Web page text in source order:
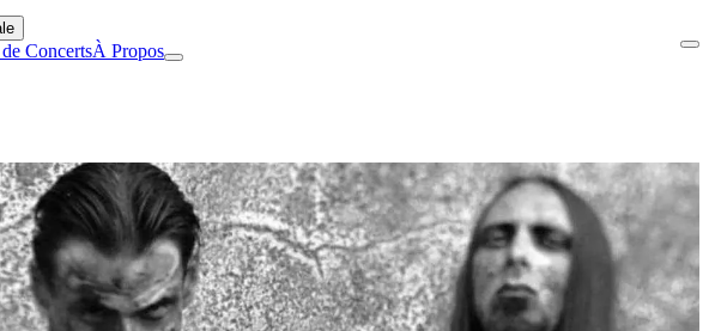
ConcertsÀ Propos